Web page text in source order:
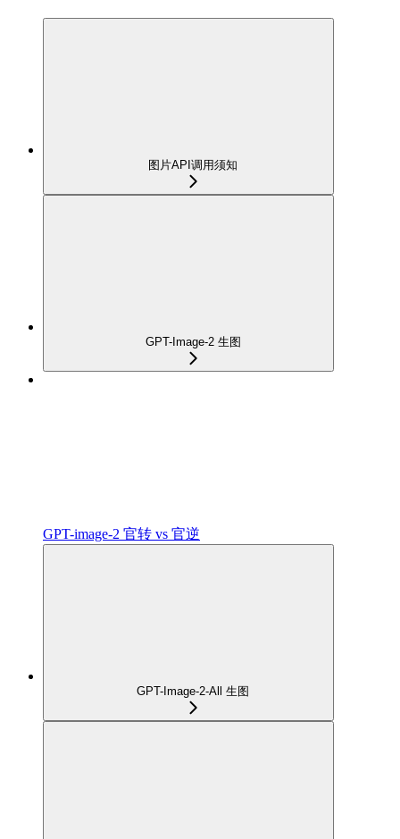
图片API调用须知
GPT-Image-2 生图
GPT-image-2 官转 vs 官逆
GPT-Image-2-All 生图